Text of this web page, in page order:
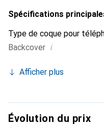
Spécifications
Type de coque pour
Backcover i
Afficher plus
Évolution du prix